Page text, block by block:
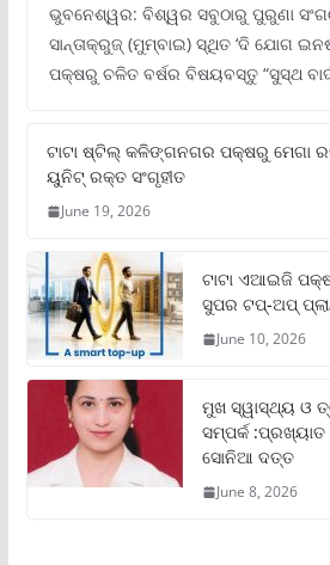
ଭୁବନେଶ୍ୱର: ବିଶ୍ୱର ସବୁଠାରୁ ପୁରୁଣା
ସାନ୍ତାକ୍ରୁଜ୍ (ମୁମ୍ବାଇ) ସ୍ଥିତ ‘ଦି ଯୋଗ
ପକ୍ଷରୁ ଚଳିତ ବର୍ଷର ବିଷୟବସ୍ତୁ “ସୁସ୍ଥ
ଟାଟା ଷ୍ଟିଲ୍‌ କଳିଙ୍ଗନଗର ପକ୍ଷରୁ ମେଗା
ୟୁନିଟ୍‌ ରକ୍ତ ସଂଗୃହୀତ
June 19, 2026
ଟାଟା ଏଆଇଜି
ସୁପର ଟପ୍‌-ଅପ୍
June 10, 2026
ମୁଖ ସ୍ୱାସ୍ଥ୍ୟ ଓ
ସମ୍ପର୍କ :ପ୍ରଖ୍ୟାତ
ସୋନିଆ ଦତ୍ତ
June 8, 2026